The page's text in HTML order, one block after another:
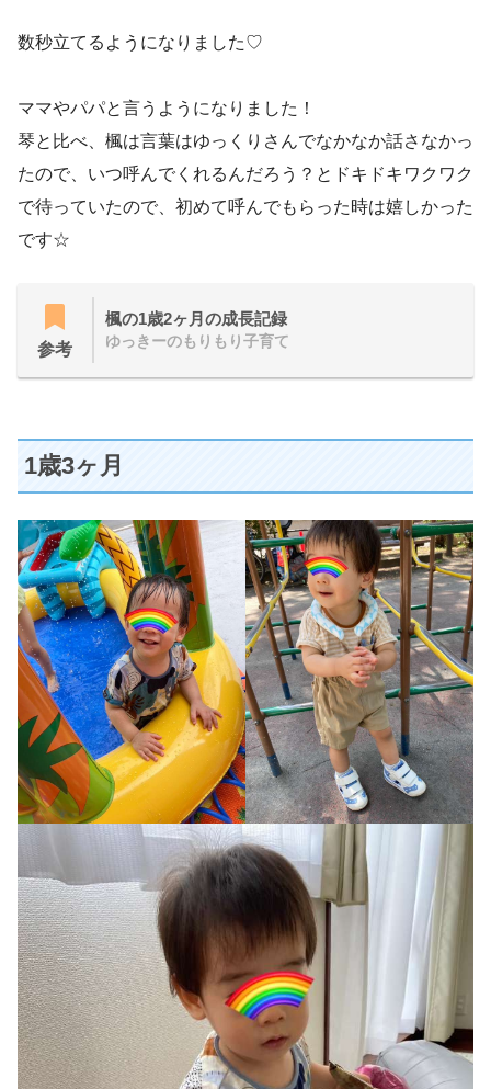
数秒立てるようになりました♡
ママやパパと言うようになりました！
琴と比べ、楓は言葉はゆっくりさんでなかなか話さなかっ
たので、いつ呼んでくれるんだろう？とドキドキワクワク
で待っていたので、初めて呼んでもらった時は嬉しかった
です☆
参考
楓の1歳2ヶ月の成長記録
ゆっきーのもりもり子育て
1歳3ヶ月